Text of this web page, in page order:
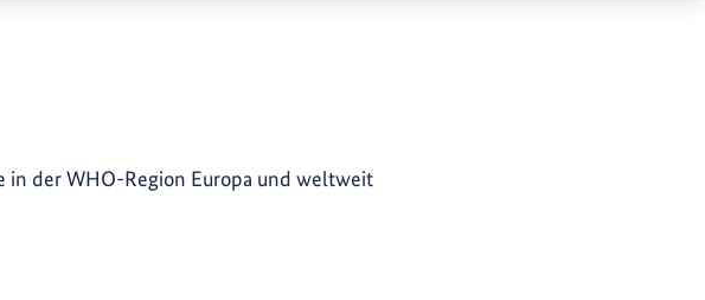
in der WHO-Region Europa und weltweit